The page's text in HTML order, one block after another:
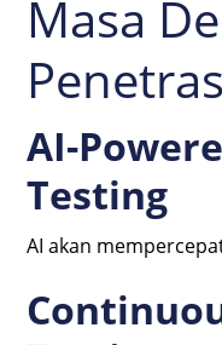
Masa
AI-
Testing
AI akan